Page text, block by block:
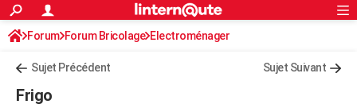
ACTUALITÉS
Politique
Société
Faits Divers
Education
Monde
Villes
+
S'inscrire
Connexion
Forum Forum Bricolage Electroménager
Sujet Précédent Sujet Suivant
Frigo